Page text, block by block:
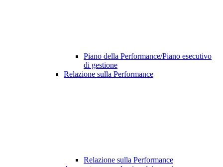
Piano della Performance/Piano esecutivo
di gestione
Relazione sulla Performance
Relazione sulla Performance